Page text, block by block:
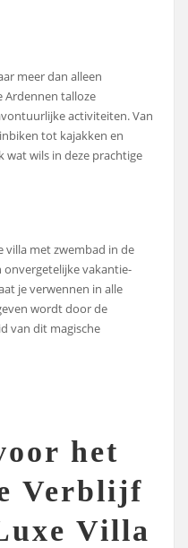
meer dan alleen
Ardennen talloze
activiteiten. Van
tot kajakken en
wat wils in deze prachtige
villa met zwembad in de
vakantie-
je verwennen in alle
wordt door de
van dit magische
het
Verblijf
Villa